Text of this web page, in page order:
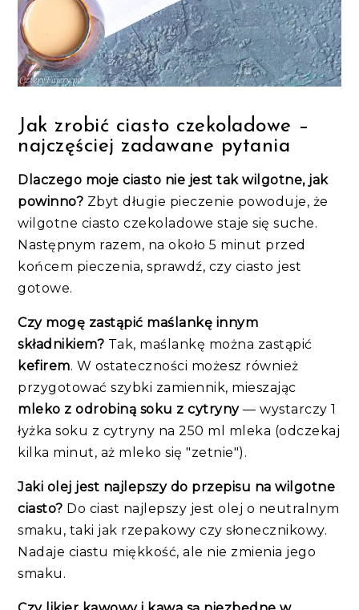
Jak zrobić ciasto czekoladowe –
najczęściej zadawane pytania
Dlaczego moje ciasto nie jest tak wilgotne, jak
powinno? Zbyt długie pieczenie powoduje, że
wilgotne ciasto czekoladowe staje się suche.
Następnym razem, na około 5 minut przed
końcem pieczenia, sprawdź, czy ciasto jest
gotowe.
Czy mogę zastąpić maślankę innym
składnikiem? Tak, maślankę można zastąpić
kefirem. W ostateczności możesz również
przygotować szybki zamiennik, mieszając
mleko z odrobiną soku z cytryny— wystarczy 1
łyżka soku z cytryny na 250 ml mleka (odczekaj
kilka minut, aż mleko się "zetnie").
Jaki olej jest najlepszy do przepisu na wilgotne
ciasto? Do ciast najlepszy jest olej o neutralnym
smaku, taki jak rzepakowy czy słonecznikowy.
Nadaje ciastu miękkość, ale nie zmienia jego
smaku.